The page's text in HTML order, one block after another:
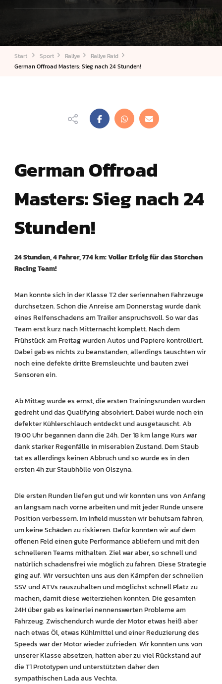
Start Sport Rallye
Rallye Raid
German Offroad Masters: Sieg nach 24 Stunden!
German Offroad
Masters: Sieg nach 24
Stunden!
24 Stunden, 4 Fahrer, 774 km: Voller Erfolg für das Storchen
Racing Team!
Man konnte sich in der Klasse T2 der seriennahen Fahrzeuge
durchsetzen. Schon die Anreise am Donnerstag wurde dank
eines Reifenschadens am Trailer anspruchsvoll. So war das
Team erst kurz nach Mitternacht komplett. Nach dem
Frühstück am Freitag wurden Autos und Papiere kontrolliert.
Dabei gab es nichts zu beanstanden, allerdings tauschten wir
noch eine defekte dritte Bremsleuchte und bauten zwei
Sensoren ein.
Ab Mittag wurde es ernst, die ersten Trainingsrunden wurden
gedreht und das Qualifying absolviert. Dabei wurde noch ein
defekter Kühlerschlauch entdeckt und ausgetauscht. Ab
19:00 Uhr begannen dann die 24h. Der 18 km lange Kurs war
dank starker Regenfälle in miserablen Zustand. Dem Staub
tat es allerdings keinen Abbruch und so wurde es in den
ersten 4h zur Staubhölle von Olszyna.
Die ersten Runden liefen gut und wir konnten uns von Anfang
an langsam nach vorne arbeiten und mit jeder Runde unsere
Position verbessern. Im Infield mussten wir behutsam fahren,
um keine Schäden zu riskieren. Dafür konnten wir auf dem
offenen Feld einen gute Performance abliefern und mit den
schnelleren Teams mithalten. Ziel war aber, so schnell und
natürlich schadensfrei wie möglich zu fahren. Diese Strategie
ging auf. Wir versuchten uns aus den Kämpfen der schnellen
SSV und ATVs rauszuhalten und möglichst schnell Platz zu
machen, damit diese weiterziehen konnten. Die gesamten
24H über gab es keinerlei nennenswerten Probleme am
Fahrzeug. Zwischendurch wurde der Motor etwas heiß aber
nach etwas Öl, etwas Kühlmittel und einer Reduzierung des
Speeds war der Motor wieder zufrieden. Wir konnten uns von
unserer Klasse absetzen, hatten aber zu viel Rückstand auf
die T1 Prototypen und unterstützten daher den
sympathischen Lada aus Vechta.